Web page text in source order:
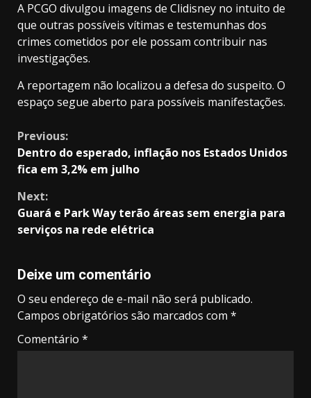
A PCGO divulgou imagens de Clidisney no intuito de
que outras possíveis vítimas e testemunhas dos
crimes cometidos por ele possam contribuir nas
investigações.
A reportagem não localizou a defesa do suspeito. O
espaço segue aberto para possíveis manifestações.
Continue
Reading
Previous:
Dentro do esperado, inflação nos Estados Unidos
fica em 3,2% em julho
Next:
Guará e Park Way terão áreas sem energia para
serviços na rede elétrica
Deixe um comentário
O seu endereço de e-mail não será publicado.
Campos obrigatórios são marcados com *
Comentário *